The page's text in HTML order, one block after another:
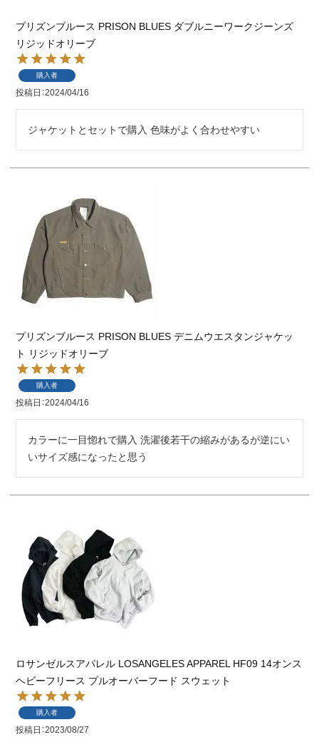
プリズンブルース PRISON BLUES ダブルニーワークジーンズ
リジッドオリーブ
購入者
投稿日 2024/04/16
ジャケットとセットで購入 色味がよく合わせやすい
プリズンブルース PRISON BLUES デニムウエスタンジャケッ
ト リジッドオリーブ
購入者
投稿日 2024/04/16
カラーに一目惚れで購入 洗濯後若干の縮みがあるが逆にい
いサイズ感になったと思う
ロサンゼルスアパレル LOSANGELES APPAREL HF09 14オンス
ヘビーフリース プルオーバーフード スウェット
購入者
投稿日 2023/08/27